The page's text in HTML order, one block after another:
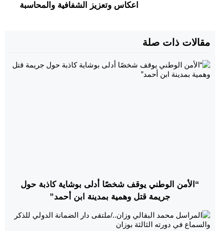
اعكاس وتعزيز الشفافية والمحاسبة
مقالات ذات صلة
“الأمن الوطني يوقف شخصًا أدلى بوشاية كاذبة حول
جريمة قتل وهمية بمدينة ابن أحمد”